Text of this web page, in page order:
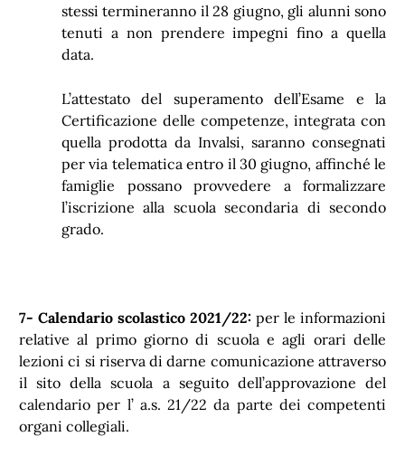
stessi termineranno il 28 giugno, gli alunni sono
tenuti a non prendere impegni fino a quella
data.
L’attestato del superamento dell’Esame e la
Certificazione delle competenze, integrata con
quella prodotta da Invalsi, saranno consegnati
per via telematica entro il 30 giugno, affinché le
famiglie possano provvedere a formalizzare
l’iscrizione alla scuola secondaria di secondo
grado.
7- Calendario scolastico 2021/22: per le informazioni
relative al primo giorno di scuola e agli orari delle
lezioni ci si riserva di darne comunicazione attraverso
il sito della scuola a seguito dell’approvazione del
calendario per l’ a.s. 21/22 da parte dei competenti
organi collegiali.